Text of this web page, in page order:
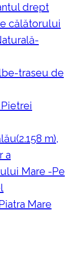
drept
călătorului
traseu de
m),
a
Mare -Pe
Mare